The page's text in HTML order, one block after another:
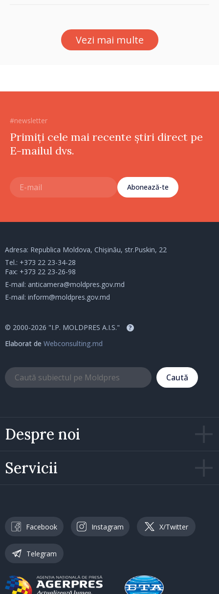
înseamnă deplasări sigure
ale agenților economici și
Vezi mai multe
#newsletter
Primiți cele mai recente știri direct pe
E-mailul dvs.
Abonează-te
Despre noi
Servicii
Adresa: Republica Moldova, Chișinău, str.Puskin, 22
Tel.: +373 22 23-34-28
Fax: +373 22 23-26-98
E-mail: anticamera@moldpres.gov.md
E-mail: inform@moldpres.gov.md
© 2000-2026 "I.P. MOLDPRES A.I.S." ?
Elaborat de Webconsulting.md
Caută
Facebook Instagram X/Twitter
Telegram